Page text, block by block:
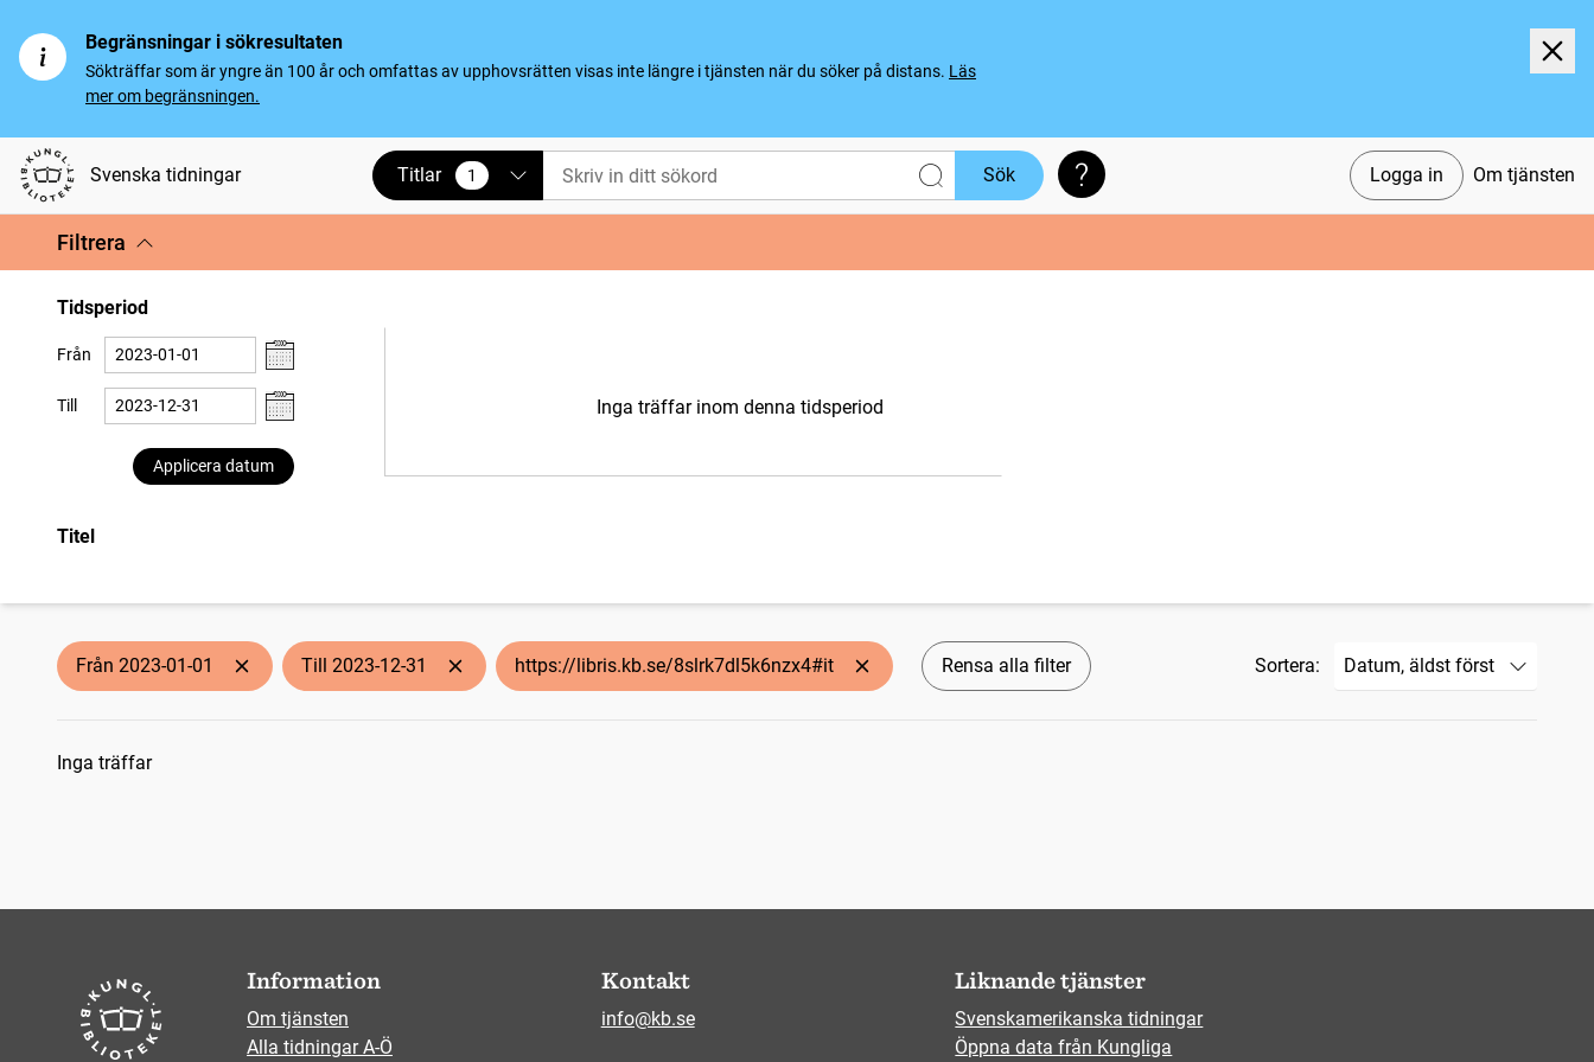
Begränsningar i sökresultaten
Sökträffar som är yngre än 100 år och omfattas av upphovsrätten visas inte längre i tjänsten när du söker på distans. Läs
mer om begränsningen.
Svenska tidningar Logga in Om tjänsten
Titlar 1
vald Sök Söktips
Filtrera
Tidsperiod
Från
Till
Applicera datum
Inga träffar inom denna tidsperiod
Titel
Från 2023-01-01 Till 2023-12-31 https://libris.kb.se/8slrk7dl5k6nzx4#it Rensa alla filter Sortera:
Sökresultat
Inga träffar
Information
Om tjänsten
Alla tidningar A-Ö
Kontakt
info@kb.se
Liknande tjänster
Svenskamerikanska tidningar
Öppna data från Kungliga